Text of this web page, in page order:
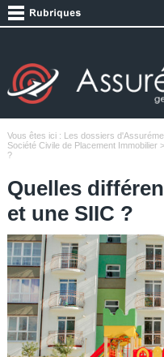
Vous êtes ici : Les dossiers
Société Civile de Placement Immobilier>
?
Quelles
et une SIIC ?